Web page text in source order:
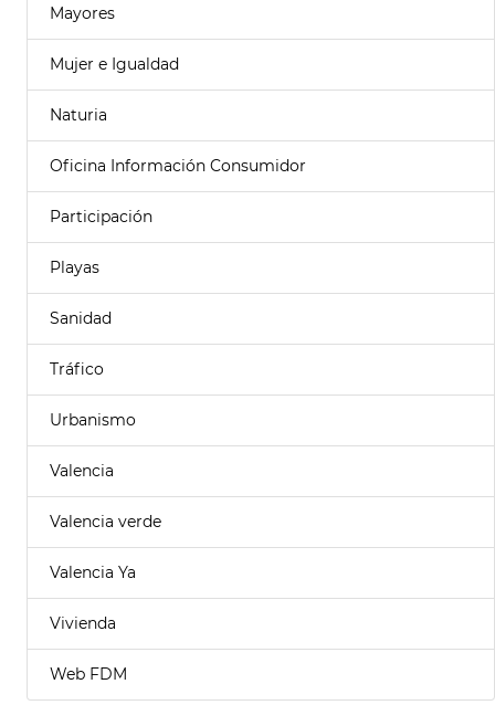
Mayores
Mujer e Igualdad
Naturia
Oficina Información Consumidor
Participación
Playas
Sanidad
Tráfico
Urbanismo
Valencia
Valencia verde
Valencia Ya
Vivienda
Web FDM